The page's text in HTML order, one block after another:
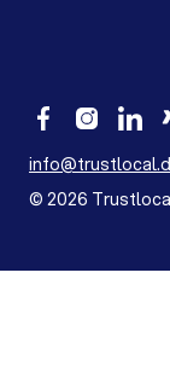
© 2026